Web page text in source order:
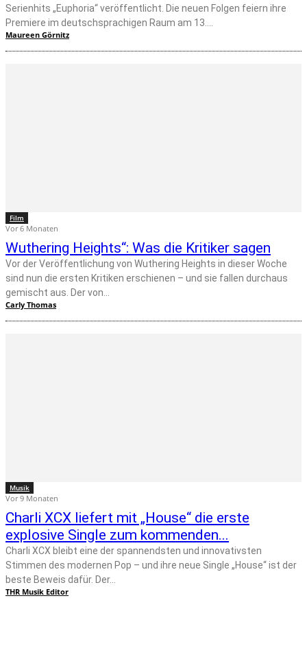
Serienhits „Euphoria“ veröffentlicht. Die neuen Folgen feiern ihre
Premiere im deutschsprachigen Raum am 13....
Maureen Görnitz
Film
Vor 6 Monaten
Wuthering Heights“: Was die Kritiker sagen
Vor der Veröffentlichung von Wuthering Heights in dieser Woche
sind nun die ersten Kritiken erschienen – und sie fallen durchaus
gemischt aus. Der von...
Carly Thomas
Musik
Vor 9 Monaten
Charli XCX liefert mit „House“ die erste
explosive Single zum kommenden...
Charli XCX bleibt eine der spannendsten und innovativsten
Stimmen des modernen Pop – und ihre neue Single „House“ ist der
beste Beweis dafür. Der...
THR Musik Editor